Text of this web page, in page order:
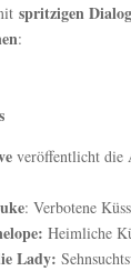
spritzigen
:
veröffentlicht die
: Verbotene
Heimliche
Lady: